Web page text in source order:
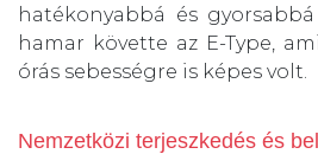
hatékonyabbá és
hamar követte az E-Type,
órás sebességre is képes volt.
Nemzetközi terjeszkedés és